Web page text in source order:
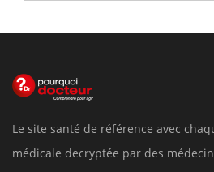
Le site santé de référence avec
médicale decryptée par des